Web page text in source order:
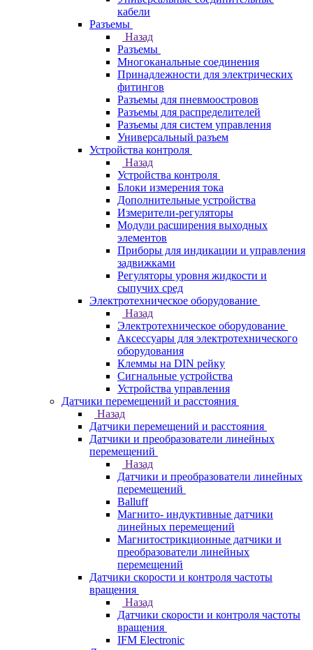
кабели
Разъемы
Назад
Разъемы
Многоканальные соединения
Принадлежности для электрических
фитингов
Разъемы для пневмоостровов
Разъемы для распределителей
Разъемы для систем управления
Универсальный разъем
Устройства контроля
Назад
Устройства контроля
Блоки измерения тока
Дополнительные устройства
Измерители-регуляторы
Модули расширения выходных
элементов
Приборы для индикации и управления
задвижками
Регуляторы уровня жидкости и
сыпучих сред
Электротехническое оборудование
Назад
Электротехническое оборудование
Аксессуары для электротехнического
оборудования
Клеммы на DIN рейку
Сигнальные устройства
Устройства управления
Датчики перемещений и расстояния
Назад
Датчики перемещений и расстояния
Датчики и преобразователи линейных
перемещений
Назад
Датчики и преобразователи линейных
перемещений
Balluff
Магнито- индуктивные датчики
линейных перемещений
Магнитострикционные датчики и
преобразователи линейных
перемещений
Датчики скорости и контроля частоты
вращения
Назад
Датчики скорости и контроля частоты
вращения
IFM Electronic